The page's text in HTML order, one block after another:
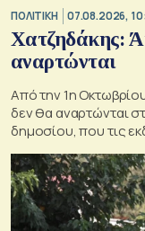
ΠΟΛΙΤΙΚΗ 07.08.2026,
Χατζηδάκης:
αναρτώνται
Από την 1η
δεν θα αναρτώνται
δημοσίου, που τις